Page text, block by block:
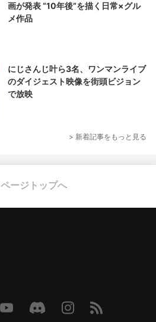
画が発表 “10年後”を描く日常×グル
メ作品
にじさんじ叶ら3名、ワンマンライブ
のダイジェスト映像を街頭ビジョン
で放映
> 新着記事をもっと見る
ページトップへ